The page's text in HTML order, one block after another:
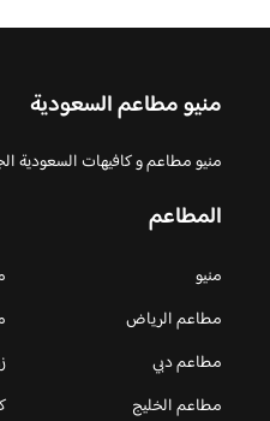
منيو مطاعم السعودية
منيو مطاعم و كافيهات السعودية
المطاعم
منيو
مطاعم الرياض
مطاعم دبي
مطاعم الخليج